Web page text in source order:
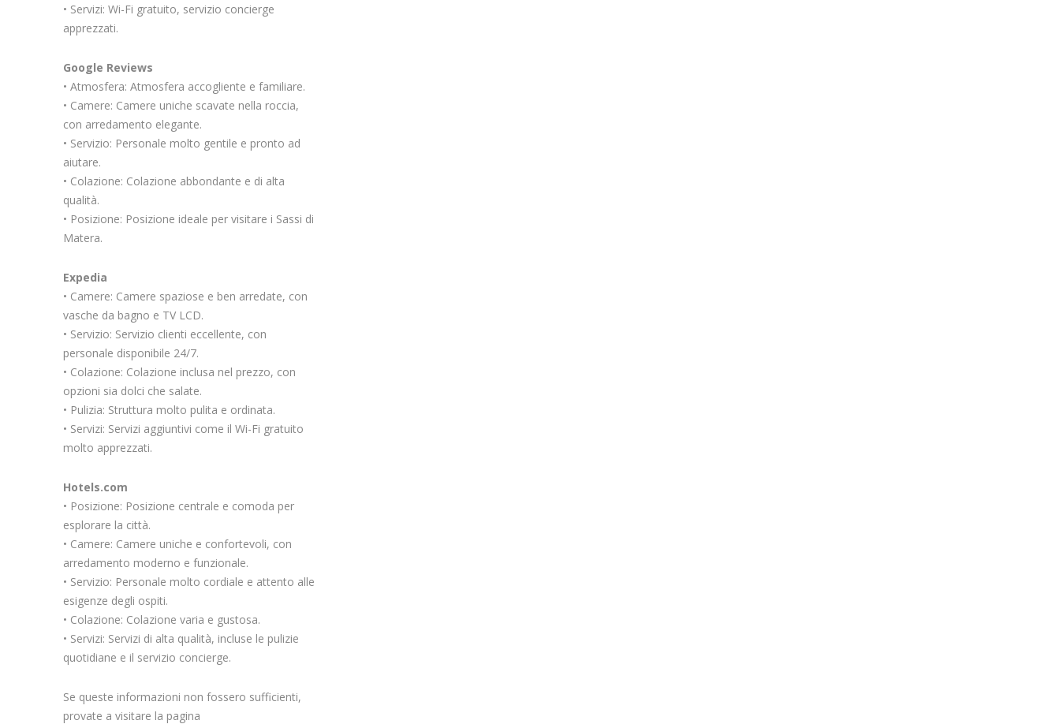
• Servizi: Wi-Fi gratuito, servizio concierge
apprezzati.
Google Reviews
• Atmosfera: Atmosfera accogliente e familiare.
• Camere: Camere uniche scavate nella roccia,
con arredamento elegante.
• Servizio: Personale molto gentile e pronto ad
aiutare.
• Colazione: Colazione abbondante e di alta
qualità.
• Posizione: Posizione ideale per visitare i Sassi di
Matera.
Expedia
• Camere: Camere spaziose e ben arredate, con
vasche da bagno e TV LCD.
• Servizio: Servizio clienti eccellente, con
personale disponibile 24/7.
• Colazione: Colazione inclusa nel prezzo, con
opzioni sia dolci che salate.
• Pulizia: Struttura molto pulita e ordinata.
• Servizi: Servizi aggiuntivi come il Wi-Fi gratuito
molto apprezzati.
Hotels.com
• Posizione: Posizione centrale e comoda per
esplorare la città.
• Camere: Camere uniche e confortevoli, con
arredamento moderno e funzionale.
• Servizio: Personale molto cordiale e attento alle
esigenze degli ospiti.
• Colazione: Colazione varia e gustosa.
• Servizi: Servizi di alta qualità, incluse le pulizie
quotidiane e il servizio concierge.
Se queste informazioni non fossero sufficienti,
provate a visitare la pagina